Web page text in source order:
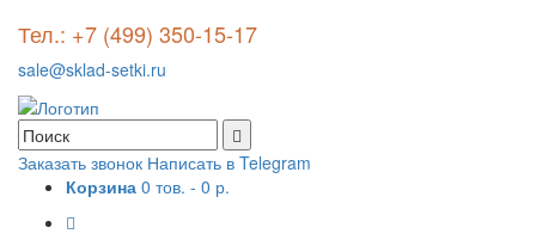
Тел.: +7 (499) 350-15-17
sale@sklad-setki.ru
Заказать звонок Написать в Telegram
Корзина 0 тов. - 0 р.